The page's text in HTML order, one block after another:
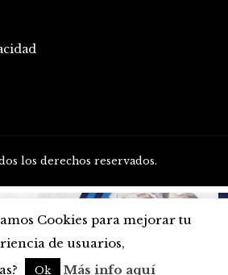
los derechos reservados.
Cookies para mejorar tu
de usuarios,
Ok Más info aquí